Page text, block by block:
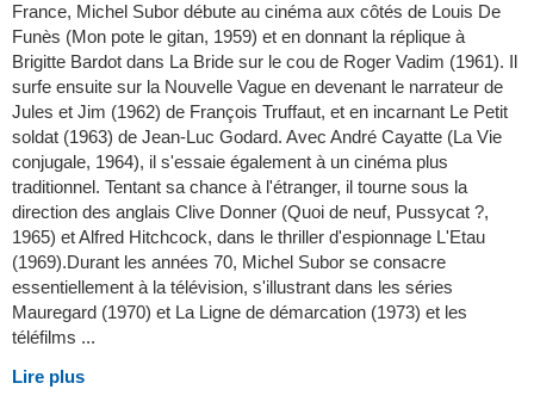
France, Michel Subor débute au cinéma aux côtés de Louis De
Funès (Mon pote le gitan, 1959) et en donnant la réplique à
Brigitte Bardot dans La Bride sur le cou de Roger Vadim (1961). Il
surfe ensuite sur la Nouvelle Vague en devenant le narrateur de
Jules et Jim (1962) de François Truffaut, et en incarnant Le Petit
soldat (1963) de Jean-Luc Godard. Avec André Cayatte (La Vie
conjugale, 1964), il s'essaie également à un cinéma plus
traditionnel. Tentant sa chance à l'étranger, il tourne sous la
direction des anglais Clive Donner (Quoi de neuf, Pussycat ?,
1965) et Alfred Hitchcock, dans le thriller d'espionnage L'Etau
(1969).Durant les années 70, Michel Subor se consacre
essentiellement à la télévision, s'illustrant dans les séries
Mauregard (1970) et La Ligne de démarcation (1973) et les
téléfilms ...
Lire plus